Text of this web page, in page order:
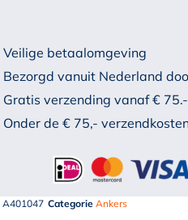
Veilige betaalomgeving
Bezorgd vanuit Nederland
Gratis verzending vanaf € 75.-
Onder de € 75,-
A401047 Categorie Ankers